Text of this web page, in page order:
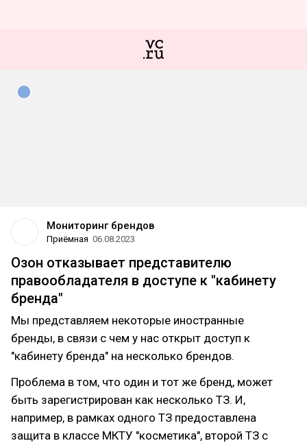
Мониторинг брендов
Приёмная 06.08.2023
Озон отказывает представителю
правообладателя в доступе к "кабинету
бренда"
Мы представляем некоторые иностранные
бренды, в связи с чем у нас открыт доступ к
"кабинету бренда" на несколько брендов.
Проблема в том, что один и тот же бренд, может
быть зарегистрирован как несколько ТЗ. И,
например, в рамках одного ТЗ предоставлена
защита в классе МКТУ "косметика", второй ТЗ с